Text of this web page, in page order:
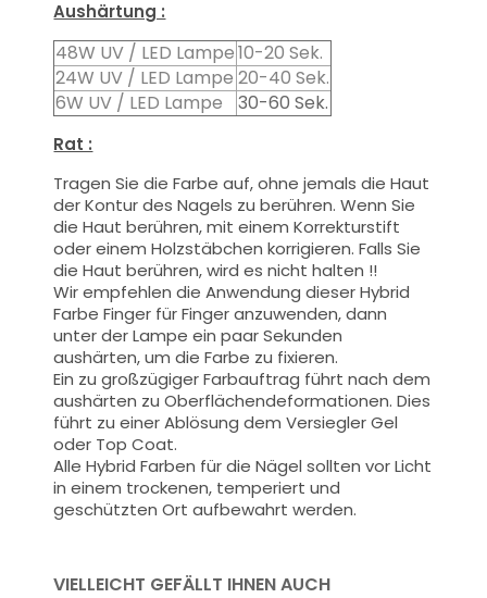
Aushärtung :
48W UV / LED Lampe10-20 Sek.
24W UV / LED Lampe 20-40 Sek.
6W UV / LED Lampe
30-60 Sek.
Rat :
Tragen Sie die Farbe auf, ohne jemals die Haut
der Kontur des Nagels zu berühren. Wenn Sie
die Haut berühren, mit einem Korrekturstift
oder einem Holzstäbchen korrigieren. Falls Sie
die Haut berühren, wird es nicht halten !!
Wir empfehlen die Anwendung dieser Hybrid
Farbe Finger für Finger anzuwenden, dann
unter der Lampe ein paar Sekunden
aushärten, um die Farbe zu fixieren.
Ein zu großzügiger Farbauftrag führt nach dem
aushärten zu Oberflächendeformationen. Dies
führt zu einer Ablösung dem Versiegler Gel
oder Top Coat.
Alle Hybrid Farben für die Nägel sollten vor Licht
in einem trockenen, temperiert und
geschützten Ort aufbewahrt werden.
VIELLEICHT GEFÄLLT IHNEN AUCH